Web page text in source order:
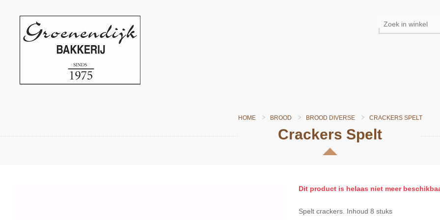
HOME BROOD BROOD DIVERSE CRACKERS SPELT
Crackers Spelt
Dit product is helaas niet meer
Spelt crackers. Inhoud 8 stuks